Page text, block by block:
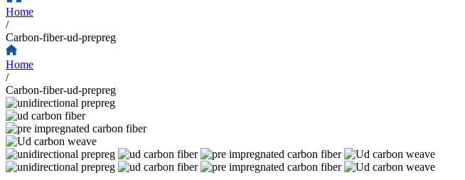
Home
/
Carbon-fiber-ud-prepreg
Home
/
Carbon-fiber-ud-prepreg